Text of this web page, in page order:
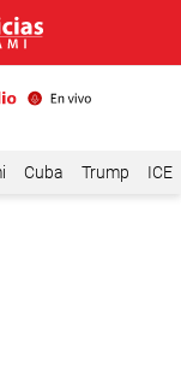
Cuba Trump ICE